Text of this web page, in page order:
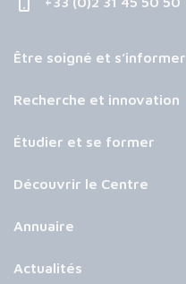
Être soigné et s’informer
Recherche et innovation
Étudier et se former
Découvrir le Centre
Annuaire
Actualités